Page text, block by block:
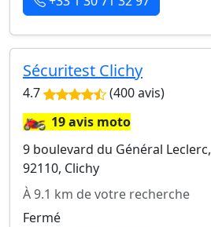
Sécuritest Clichy
4.7 (400 avis)
🏍️19 avis moto
9 boulevard du Général Leclerc,
92110, Clichy
À 9.1 km de votre recherche
Fermé